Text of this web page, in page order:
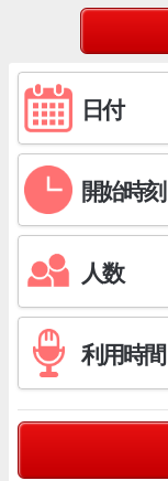
日付
開始時刻
人数
利用時間